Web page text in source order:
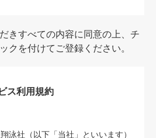
きすべての内容に同意の上、チ
クを付けてご登録ください。
ス利用規約
泳社（以下「当社」といいます）